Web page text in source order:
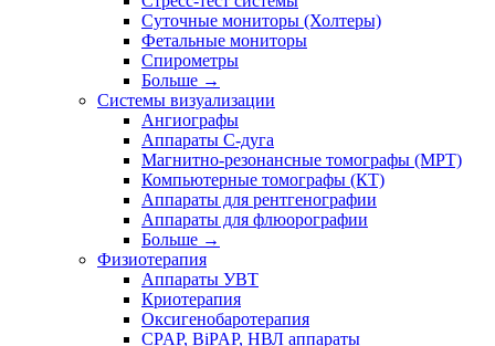
Суточные мониторы (Холтеры)
Фетальные мониторы
Спирометры
Больше →
Системы визуализации
Ангиографы
Аппараты C-дуга
Магнитно-резонансные томографы (МРТ)
Компьютерные томографы (КТ)
Аппараты для рентгенографии
Аппараты для флюорографии
Больше →
Физиотерапия
Аппараты УВТ
Криотерапия
Оксигенобаротерапия
CPAP, BiPAP, НВЛ аппараты